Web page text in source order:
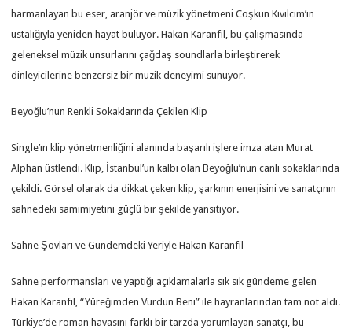
harmanlayan bu eser, aranjör ve müzik yönetmeni Coşkun Kıvılcım’ın
ustalığıyla yeniden hayat buluyor. Hakan Karanfil, bu çalışmasında
geleneksel müzik unsurlarını çağdaş soundlarla birleştirerek
dinleyicilerine benzersiz bir müzik deneyimi sunuyor.
Beyoğlu’nun Renkli Sokaklarında Çekilen Klip
Single’ın klip yönetmenliğini alanında başarılı işlere imza atan Murat
Alphan üstlendi. Klip, İstanbul’un kalbi olan Beyoğlu’nun canlı sokaklarında
çekildi. Görsel olarak da dikkat çeken klip, şarkının enerjisini ve sanatçının
sahnedeki samimiyetini güçlü bir şekilde yansıtıyor.
Sahne Şovları ve Gündemdeki Yeriyle Hakan Karanfil
Sahne performansları ve yaptığı açıklamalarla sık sık gündeme gelen
Hakan Karanfil, “Yüreğimden Vurdun Beni” ile hayranlarından tam not aldı.
Türkiye’de roman havasını farklı bir tarzda yorumlayan sanatçı, bu